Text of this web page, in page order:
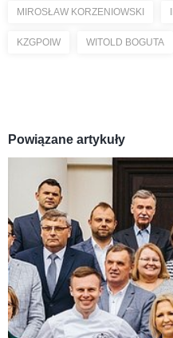
MIROSŁAW KORZENIOWSKI
KZGPOIW WITOLD BOGUTA
Powiązane artykuły